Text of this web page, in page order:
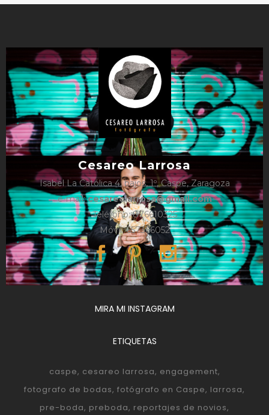
Cesareo Larrosa
Isabel La Católica 4, bajos, 1º, Caspe, Zaragoza
e-mail:cesareolarrosa@gmail.com
Teléfono: 876610325
Móvil: 657366052
MIRA MI INSTAGRAM
ETIQUETAS
caspe cesareo larrosa engagement
fotografo de bodas fotógrafo en Caspe larrosa
pre-boda preboda reportajes de novios